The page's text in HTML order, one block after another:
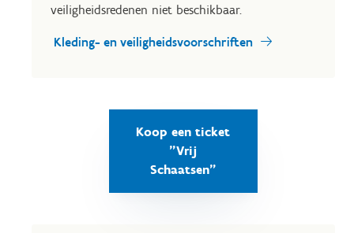
veiligheidsredenen niet beschikbaar.
Kleding- en veiligheidsvoorschriften
Koop een ticket
"Vrij
Schaatsen"